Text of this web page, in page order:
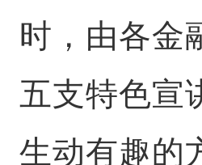
时，由各金
五支特色宣
生动有趣的